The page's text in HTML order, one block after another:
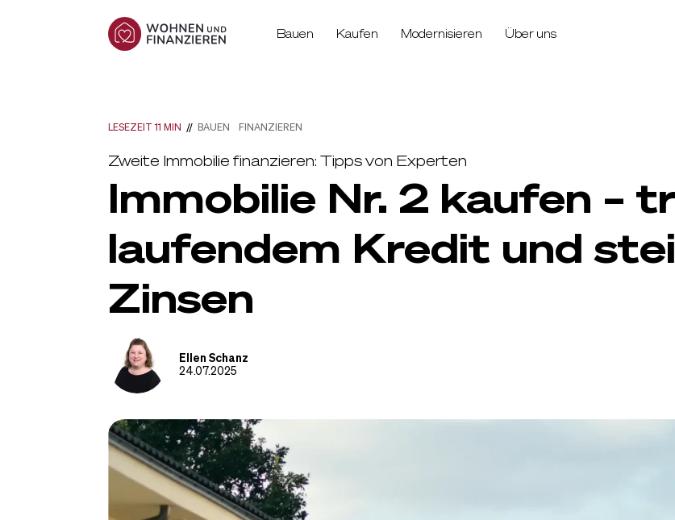
Bauen Kaufen Modernisieren Über uns
LESEZEIT 11 MIN // BAUEN FINANZIEREN
Zweite Immobilie finanzieren: Tipps von Experten
Immobilie Nr. 2 kaufen –
laufendem Kredit und
Zinsen
Ellen Schanz
24.07.2025